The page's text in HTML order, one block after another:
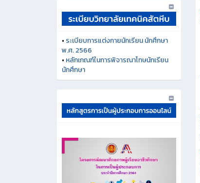
• ระเบียบการแต่งกายนักเรียน นักศึกษา
พ.ศ. 2566
• หลักเกณฑ์ในการพิจารณาโทษนักเรียน
นักศึกษา